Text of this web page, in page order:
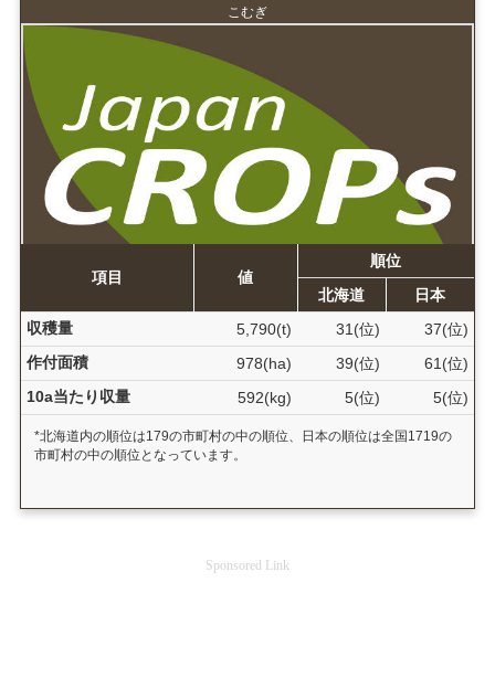
こむぎ
項目 値
順位
北海道
日本
収穫量
5,790(t) 31(位)
37(位)
作付面積
978(ha) 39(位)
61(位)
10a当たり収量
592(kg) 5(位) 5(位)
*北海道内の順位は179の市町村の中の順位、日本の順位は全国1719の
市町村の中の順位となっています。
Sponsored Link